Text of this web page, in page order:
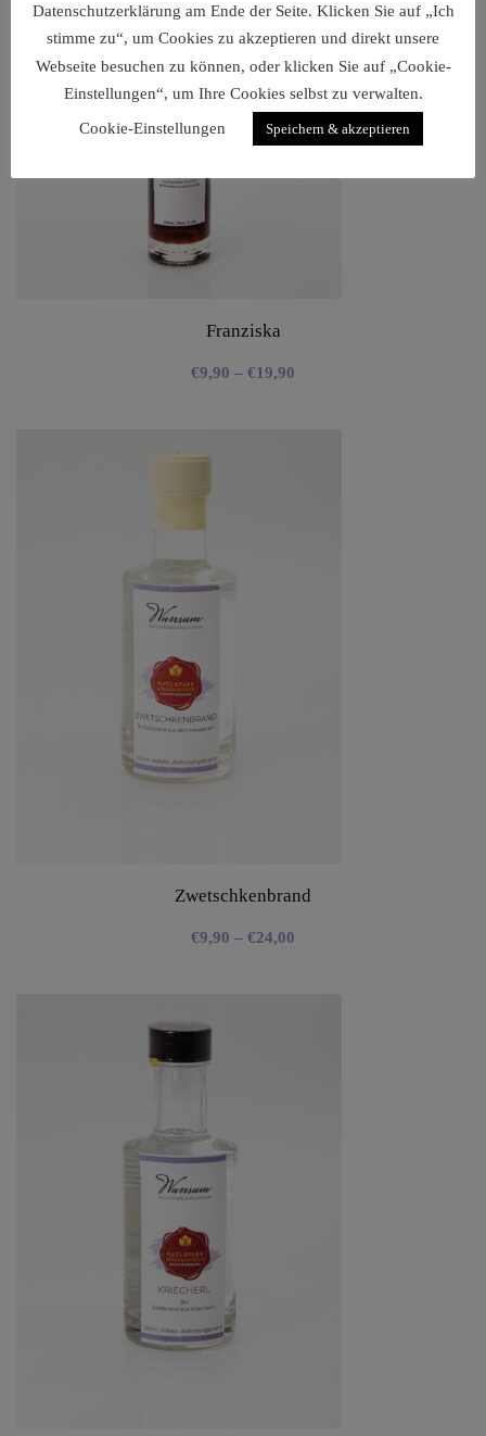
Franziska
€9,90 – €19,90
Zwetschkenbrand
€9,90 – €24,00
Datenschutzerklärung am Ende der Seite. Klicken Sie auf „Ich
stimme zu“, um Cookies zu akzeptieren und direkt unsere
Webseite besuchen zu können, oder klicken Sie auf „Cookie-
Einstellungen“, um Ihre Cookies selbst zu verwalten.
Cookie-Einstellungen
Speichern & akzeptieren